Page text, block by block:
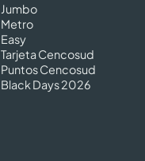
Jumbo
Metro
Easy
Tarjeta Cencosud
Puntos Cencosud
Black Days 2026